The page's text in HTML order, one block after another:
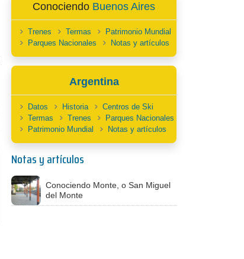
Conociendo Buenos Aires
Trenes Termas
Patrimonio Mundial
Parques Nacionales
Notas y artículos
Argentina
Datos Historia
Centros de Ski
Termas
Trenes
Parques Nacionales
Patrimonio Mundial
Notas y artículos
Notas y artículos
Conociendo Monte, o San Miguel
del Monte